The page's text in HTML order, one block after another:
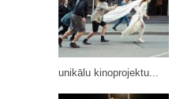
unikālu kinoprojektu...